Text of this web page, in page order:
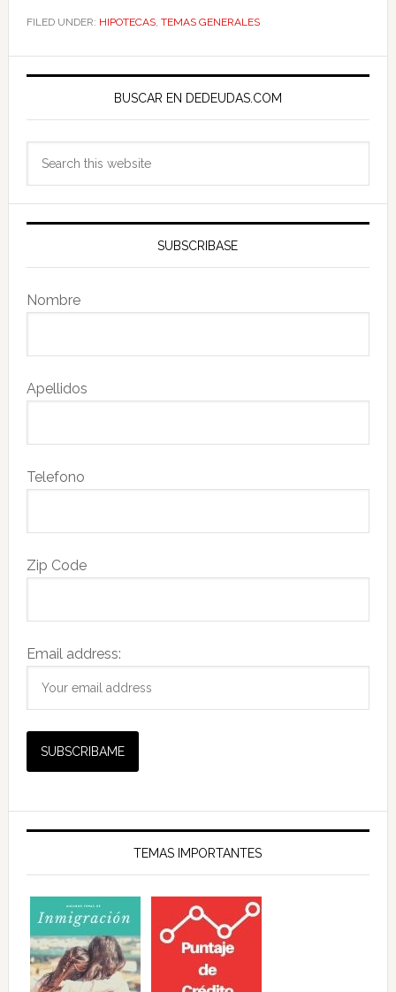
FILED UNDER: HIPOTECAS, TEMAS GENERALES
Primary
BUSCAR EN DEDEUDAS.COM
SUBSCRIBASE
Nombre
Apellidos
Telefono
Zip Code
Email address:
TEMAS IMPORTANTES